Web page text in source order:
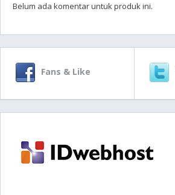
Belum ada komentar untuk produk ini.
Fans & Like